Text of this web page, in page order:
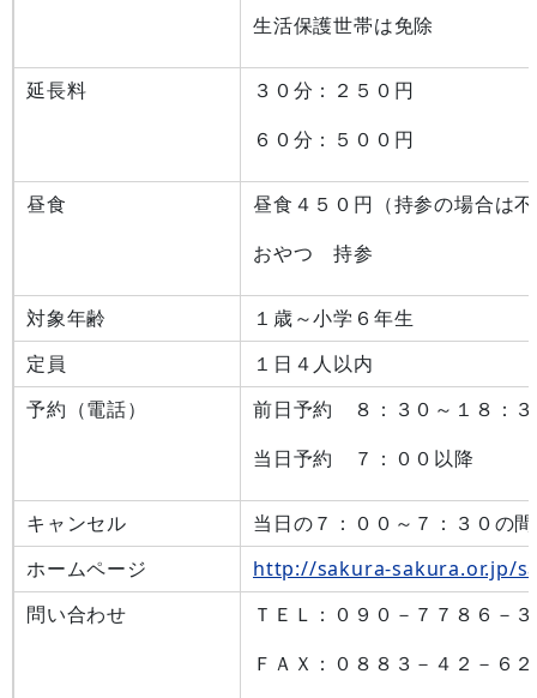
生活保護世帯は免除
延長料
３０分：２５０円
６０分：５００円
昼食
昼食４５０円（持参の場合は
おやつ 持参
対象年齢
１歳～小学６年生
定員
１日４人以内
予約（電話）
前日予約 ８：３０～１８：
当日予約 ７：００以降
キャンセル
当日の７：００～７：３０の
ホームページ
http://sakura-sakura.or.jp/
問い合わせ
ＴＥＬ：０９０－７７８６－
ＦＡＸ：０８８３－４２－６